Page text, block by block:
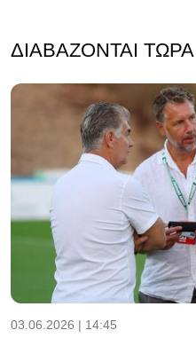
ΔΙΑΒΆΖΟΝΤΑΙ ΤΏΡΑ
03.06.2026 | 14:45